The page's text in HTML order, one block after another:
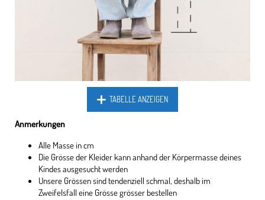
TABELLE ANZEIGEN
Anmerkungen
Alle Masse in cm
Die Grösse der Kleider kann anhand der Körpermasse deines
Kindes ausgesucht werden
Unsere Grössen sind tendenziell schmal, deshalb im
Zweifelsfall eine Grösse grösser bestellen